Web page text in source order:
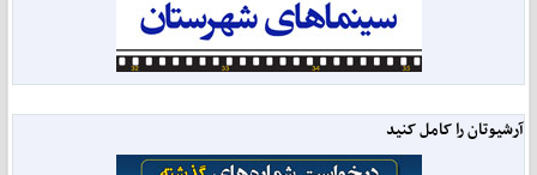
آرشیوتان را کامل کنید